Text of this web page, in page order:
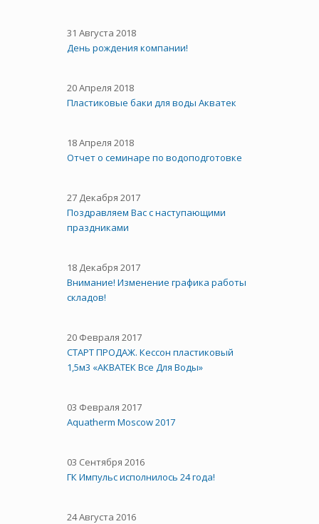
31 Августа 2018
День рождения компании!
20 Апреля 2018
Пластиковые баки для воды Акватек
18 Апреля 2018
Отчет о семинаре по водоподготовке
27 Декабря 2017
Поздравляем Вас с наступающими
праздниками
18 Декабря 2017
Внимание! Изменение графика работы
складов!
20 Февраля 2017
СТАРТ ПРОДАЖ. Кессон пластиковый
1,5м3 «АКВАТЕК Все Для Воды»
03 Февраля 2017
Aquatherm Moscow 2017
03 Сентября 2016
ГК Импульс исполнилось 24 года!
24 Августа 2016